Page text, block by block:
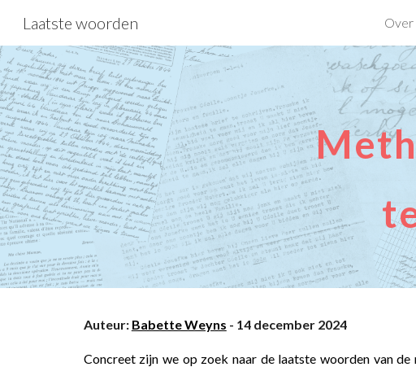
Skip to
Laatste woorden Over
Auteur: Babette Weyns - 14 december 2024
Concreet zijn we op zoek naar de laatste woorden van